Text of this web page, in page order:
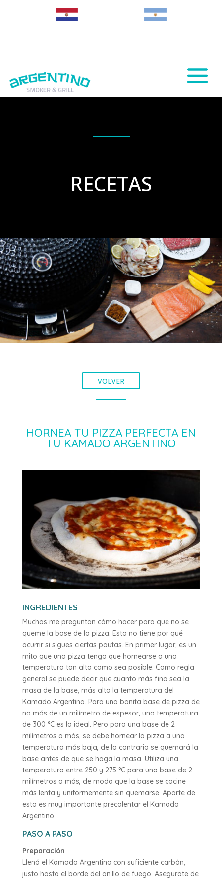
RECETAS
VOLVER
HORNEA TU PIZZA PERFECTA EN
TU KAMADO ARGENTINO
INGREDIENTES
Muchos me preguntan cómo hacer para que no se
queme la base de la pizza. Esto no tiene por qué
ocurrir si sigues ciertas pautas. En primer lugar, es un
mito que una pizza tenga que hornearse a una
temperatura tan alta como sea posible. Como regla
general se puede decir que cuanto más fina sea la
masa de la base, más alta la temperatura del
Kamado Argentino. Para una bonita base de pizza de
no más de un milímetro de espesor, una temperatura
de 300 °C es la ideal. Pero para una base de 2
milímetros o más, se debe hornear la pizza a una
temperatura más baja, de lo contrario se quemará la
base antes de que se haga la masa. Utiliza una
temperatura entre 250 y 275 °C para una base de 2
milímetros o más, de modo que la base se cocine
más lenta y uniformemente sin quemarse. Aparte de
esto es muy importante precalentar el Kamado
Argentino.
PASO A PASO
Preparación
Llená el Kamado Argentino con suficiente carbón,
justo hasta el borde del anillo de fuego. Asegurate de